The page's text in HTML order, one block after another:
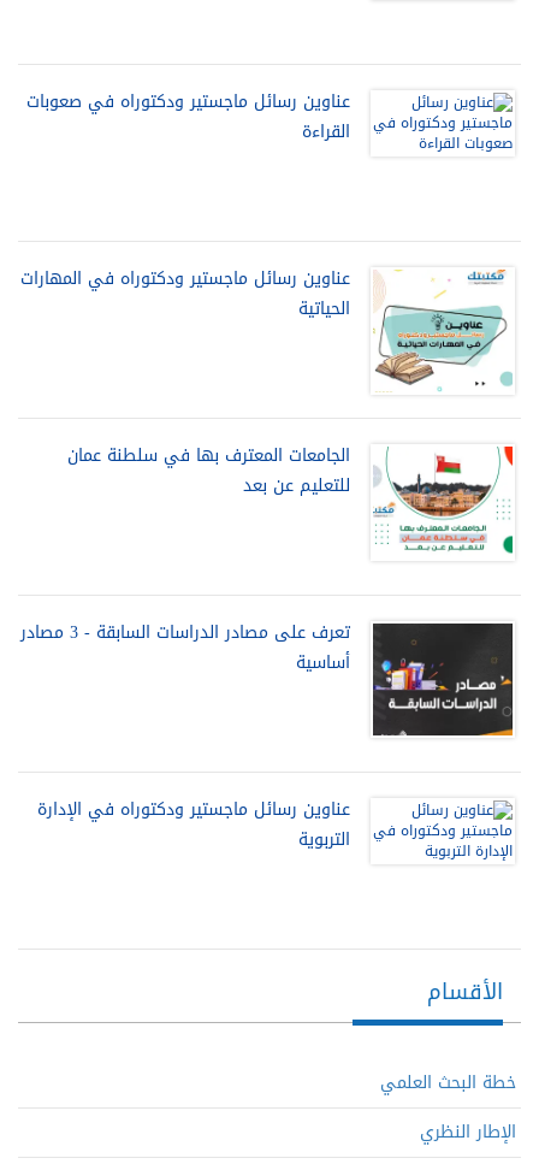
عناوين رسائل ماجستير ودكتوراه في صعوبات
القراءة
عناوين رسائل ماجستير ودكتوراه في المهارات
الحياتية
الجامعات المعترف بها في سلطنة عمان
للتعليم عن بعد
تعرف على مصادر الدراسات السابقة - 3 مصادر
أساسية
عناوين رسائل ماجستير ودكتوراه في الإدارة
التربوية
الأقسام
خطة البحث العلمي
الإطار النظري